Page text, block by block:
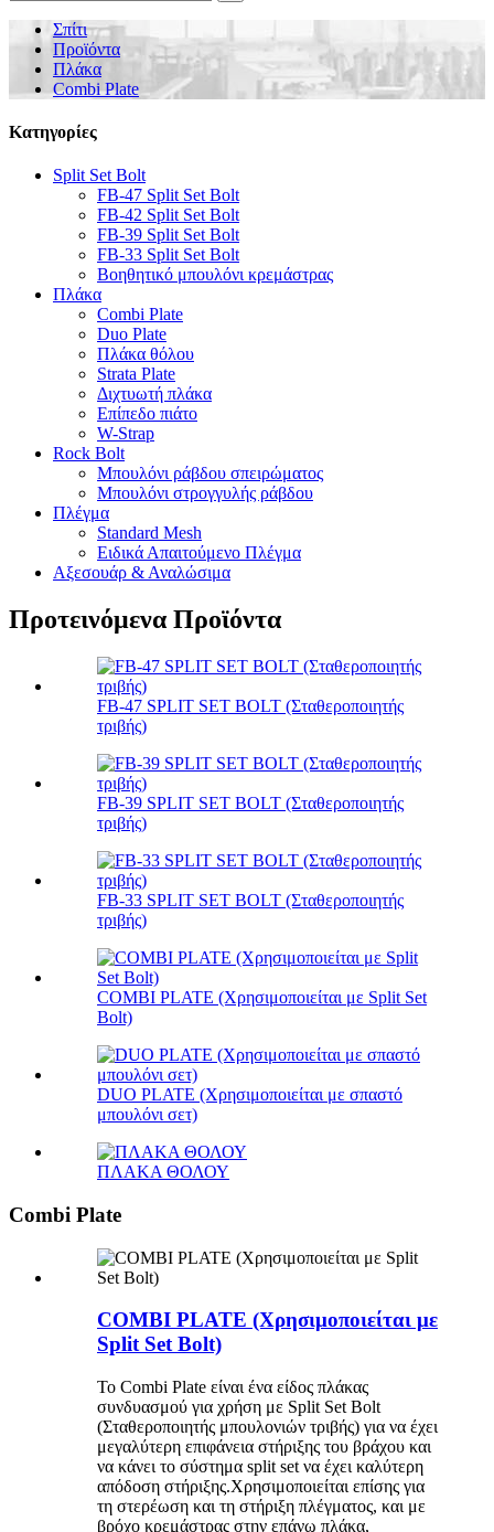
Σπίτι
Προϊόντα
Πλάκα
Combi Plate
Κατηγορίες
Split Set Bolt
FB-47 Split Set Bolt
FB-42 Split Set Bolt
FB-39 Split Set Bolt
FB-33 Split Set Bolt
Βοηθητικό μπουλόνι κρεμάστρας
Πλάκα
Combi Plate
Duo Plate
Πλάκα θόλου
Strata Plate
Διχτυωτή πλάκα
Επίπεδο πιάτο
W-Strap
Rock Bolt
Μπουλόνι ράβδου σπειρώματος
Μπουλόνι στρογγυλής ράβδου
Πλέγμα
Standard Mesh
Ειδικά Απαιτούμενο Πλέγμα
Αξεσουάρ & Αναλώσιμα
Προτεινόμενα Προϊόντα
FB-47 SPLIT SET BOLT (Σταθεροποιητής
τριβής)
FB-39 SPLIT SET BOLT (Σταθεροποιητής
τριβής)
FB-33 SPLIT SET BOLT (Σταθεροποιητής
τριβής)
COMBI PLATE (Χρησιμοποιείται με Split Set
Bolt)
DUO PLATE (Χρησιμοποιείται με σπαστό
μπουλόνι σετ)
ΠΛΑΚΑ ΘΟΛΟΥ
Combi Plate
COMBI PLATE (Χρησιμοποιείται με
Split Set Bolt)
Το Combi Plate είναι ένα είδος πλάκας
συνδυασμού για χρήση με Split Set Bolt
(Σταθεροποιητής μπουλονιών τριβής) για να έχει
μεγαλύτερη επιφάνεια στήριξης του βράχου και
να κάνει το σύστημα split set να έχει καλύτερη
απόδοση στήριξης.Χρησιμοποιείται επίσης για
τη στερέωση και τη στήριξη πλέγματος, και με
βρόχο κρεμάστρας στην επάνω πλάκα,